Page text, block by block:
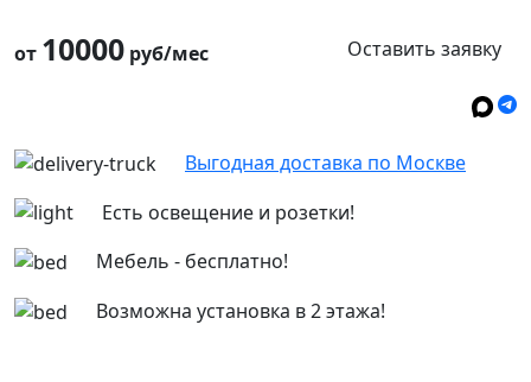
от 10000 руб/мес Оставить заявку
Выгодная доставка по Москве
Есть освещение и розетки!
Мебель - бесплатно!
Возможна установка в 2 этажа!